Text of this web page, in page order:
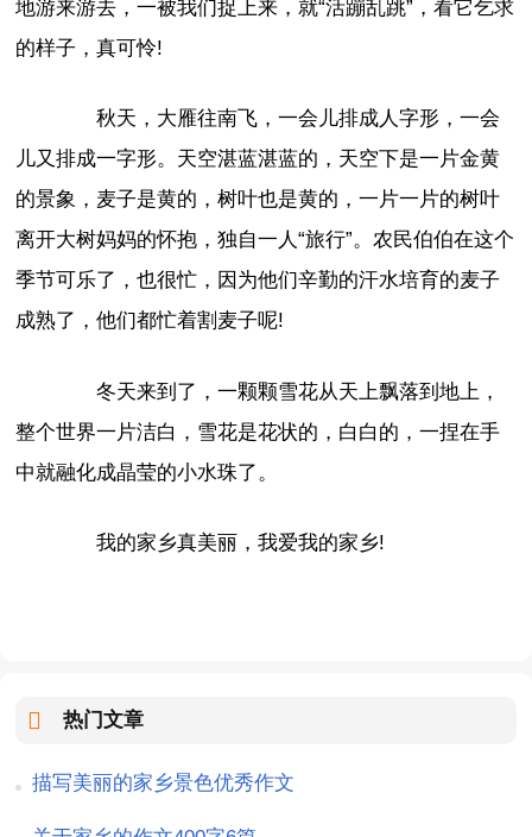
地游来游去，一被我们捉上来，就“活蹦乱跳”，看它乞求
的样子，真可怜!
秋天，大雁往南飞，一会儿排成人字形，一会
儿又排成一字形。天空湛蓝湛蓝的，天空下是一片金黄
的景象，麦子是黄的，树叶也是黄的，一片一片的树叶
离开大树妈妈的怀抱，独自一人“旅行”。农民伯伯在这个
季节可乐了，也很忙，因为他们辛勤的汗水培育的麦子
成熟了，他们都忙着割麦子呢!
冬天来到了，一颗颗雪花从天上飘落到地上，
整个世界一片洁白，雪花是花状的，白白的，一捏在手
中就融化成晶莹的小水珠了。
我的家乡真美丽，我爱我的家乡!
热门文章
描写美丽的家乡景色优秀作文